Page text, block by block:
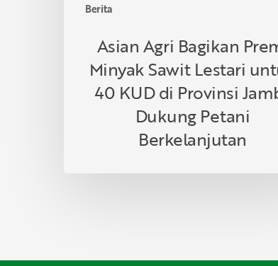
Berita
Provinsi
Dukung
Petani
Berkelanjutan
Asian Agri Bagikan
Minyak Sawit Lestari
40 KUD di Provinsi
Dukung Petani
Berkelanjutan